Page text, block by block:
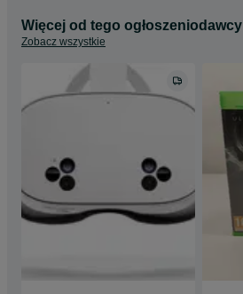
Więcej od tego ogłoszeniodawcy
Zobacz wszystkie